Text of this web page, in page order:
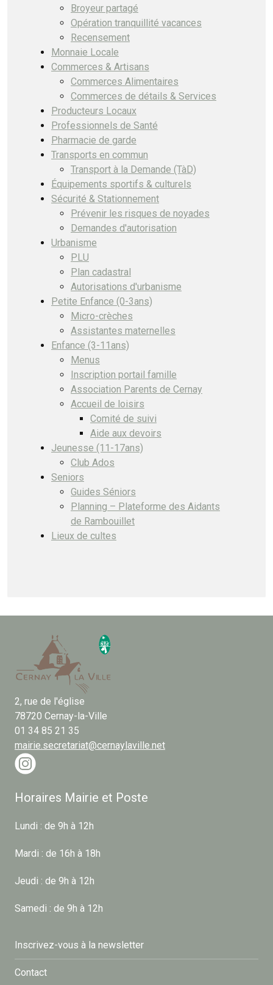
Broyeur partagé
Opération tranquillité vacances
Recensement
Monnaie Locale
Commerces & Artisans
Commerces Alimentaires
Commerces de détails & Services
Producteurs Locaux
Professionnels de Santé
Pharmacie de garde
Transports en commun
Transport à la Demande (TàD)
Équipements sportifs & culturels
Sécurité & Stationnement
Prévenir les risques de noyades
Demandes d'autorisation
Urbanisme
PLU
Plan cadastral
Autorisations d'urbanisme
Petite Enfance (0-3ans)
Micro-crèches
Assistantes maternelles
Enfance (3-11ans)
Menus
Inscription portail famille
Association Parents de Cernay
Accueil de loisirs
Comité de suivi
Aide aux devoirs
Jeunesse (11-17ans)
Club Ados
Seniors
Guides Séniors
Planning – Plateforme des Aidants
de Rambouillet
Lieux de cultes
2, rue de l'église
78720 Cernay-la-Ville
01 34 85 21 35
mairie.secretariat@cernaylaville.net
Horaires Mairie et Poste
Lundi : de 9h à 12h
Mardi : de 16h à 18h
Jeudi : de 9h à 12h
Samedi : de 9h à 12h
Inscrivez-vous à la newsletter
Contact